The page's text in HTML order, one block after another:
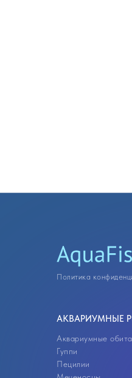
Политика
Аквариумные
Гуппи
Пецилии
АКВАРИУМНЫЕ